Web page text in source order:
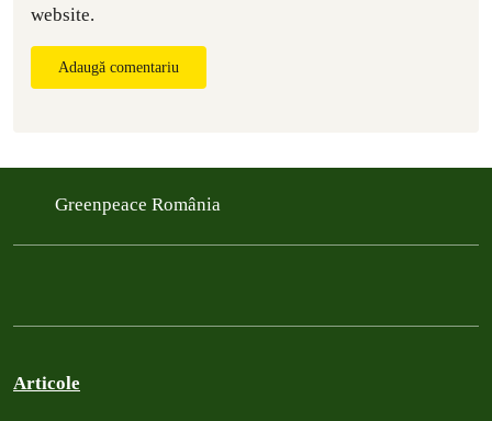
website.
Adaugă comentariu
Greenpeace România
Articole